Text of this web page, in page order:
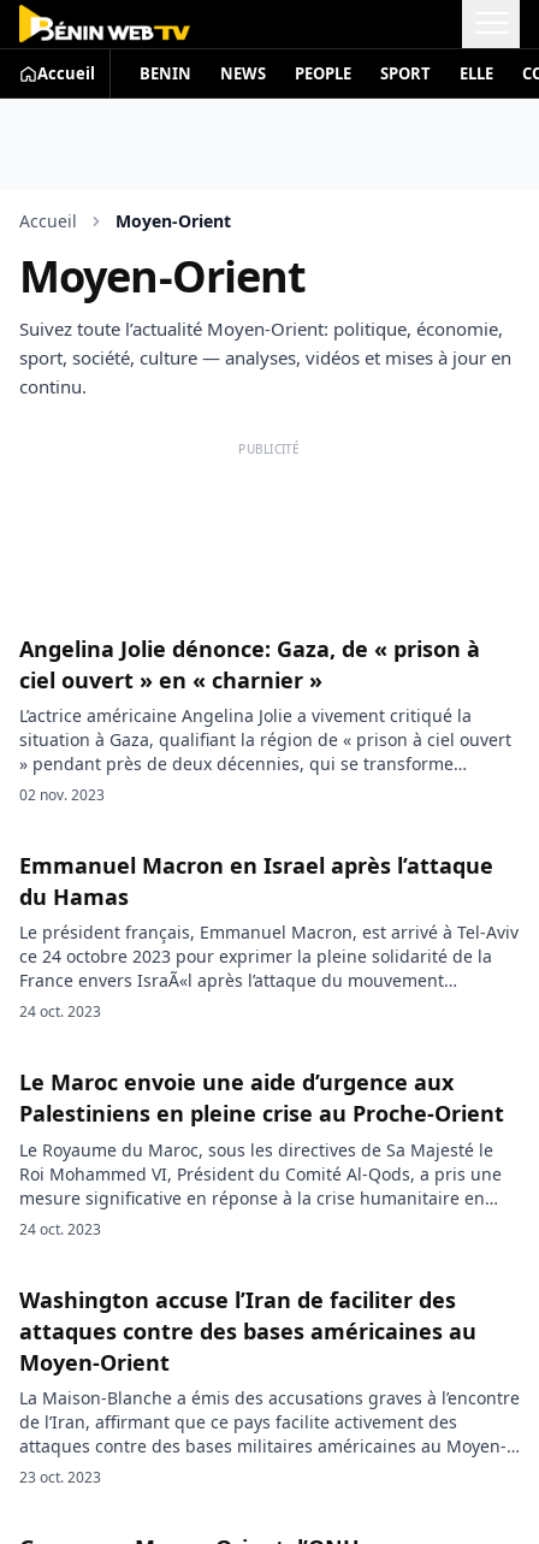
Accueil BENIN NEWS PEOPLE SPORT ELLE
Accueil Moyen-Orient
Moyen-Orient
Suivez toute l’actualité Moyen-Orient: politique, économie,
sport, société, culture — analyses, vidéos et mises à jour en
continu.
PUBLICITÉ
Angelina Jolie dénonce: Gaza, de « prison à
ciel ouvert » en « charnier »
L’actrice américaine Angelina Jolie a vivement critiqué la
situation à Gaza, qualifiant la région de « prison à ciel ouvert
» pendant près de deux décennies, qui se transforme
rapidement en « charnier ». Elle accuse les dirigeants
Jolie, une figure influente […]
02 nov. 2023
Emmanuel Macron en Israel après l’attaque
du Hamas
Le président français, Emmanuel Macron, est arrivé à Tel-Aviv
ce 24 octobre 2023 pour exprimer la pleine solidarité de la
France envers IsraÃ«l après l’attaque du mouvement
islamiste palestinien Hamas, qui a provoqué un nombre
soutien […]
24 oct. 2023
Le Maroc envoie une aide d’urgence aux
Palestiniens en pleine crise au Proche-Orient
Le Royaume du Maroc, sous les directives de Sa Majesté le
Roi Mohammed VI, Président du Comité Al-Qods, a pris une
mesure significative en réponse à la crise humanitaire en
cours dans la bande de Gaza à la suite du conflit entre
24 oct. 2023
Washington accuse l’Iran de faciliter des
attaques contre des bases américaines au
Moyen-Orient
La Maison-Blanche a émis des accusations graves à l’encontre
de l’Iran, affirmant que ce pays facilite activement des
attaques contre des bases militaires américaines au Moyen-
Orient. La situation au Moyen-Orient devient de plus en plus
23 oct. 2023